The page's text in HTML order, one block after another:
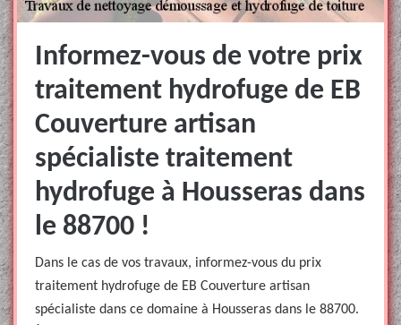
Informez-vous de votre prix
traitement hydrofuge de EB
Couverture artisan
spécialiste traitement
hydrofuge à Housseras dans
le 88700 !
Dans le cas de vos travaux, informez-vous du prix
traitement hydrofuge de EB Couverture artisan
spécialiste dans ce domaine à Housseras dans le 88700.